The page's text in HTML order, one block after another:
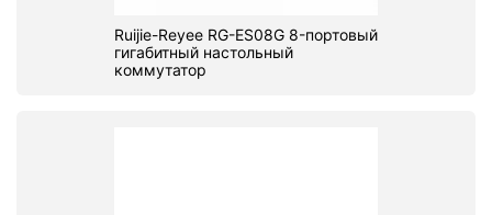
Ruijie-Reyee RG-ES08G 8-портовый
гигабитный настольный
коммутатор